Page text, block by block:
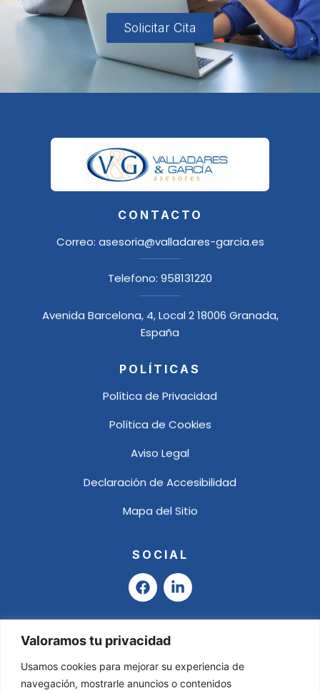
Valoramos tu privacidad
Usamos cookies para mejorar su experiencia de
navegación, mostrarle anuncios o contenidos
Solicitar Cita
CONTACTO
Correo: asesoria@valladares-garcia.es
Telefono: 958131220
Avenida Barcelona, 4, Local 2 18006 Granada,
España
POLÍTICAS
Política de Privacidad
Política de Cookies
Aviso Legal
Declaración de Accesibilidad
Mapa del Sitio
SOCIAL
F
a
e
b
o
o
k
L
i
k
i
n